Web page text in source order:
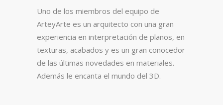
Uno de los miembros del equipo de
ArteyArte es un arquitecto con una gran
experiencia en interpretación de planos, en
texturas, acabados y es un gran conocedor
de las últimas novedades en materiales.
Además le encanta el mundo del 3D.